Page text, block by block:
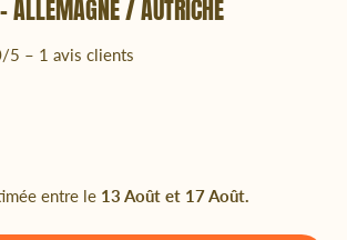
ALLEMAGNE / AUTRICHE
5 – 1 avis clients
entre le 13 Août et 17 Août.